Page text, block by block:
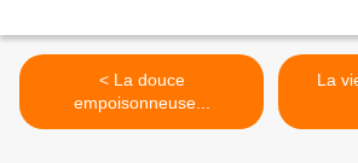
< La douce
empoisonneuse...